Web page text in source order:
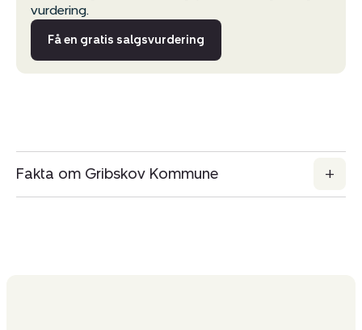
vurdering.
Få en gratis salgsvurdering
Fakta om Gribskov Kommune